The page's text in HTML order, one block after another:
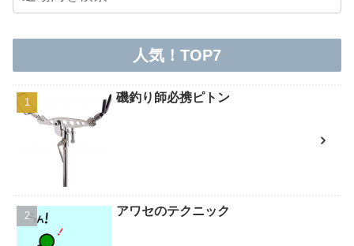
人気！TOP7
磯釣り師必携ピトン
アワセのテクニック